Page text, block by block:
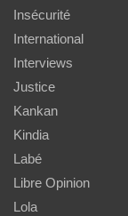
Insécurité
International
Interviews
Justice
Kankan
Kindia
Labé
Libre Opinion
Lola